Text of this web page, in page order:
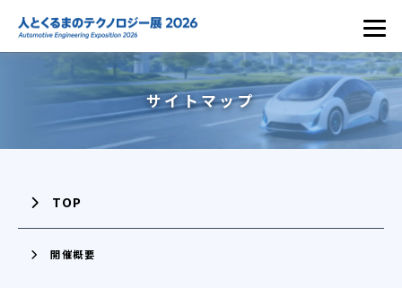
サイトマップ
TOP
開催概要